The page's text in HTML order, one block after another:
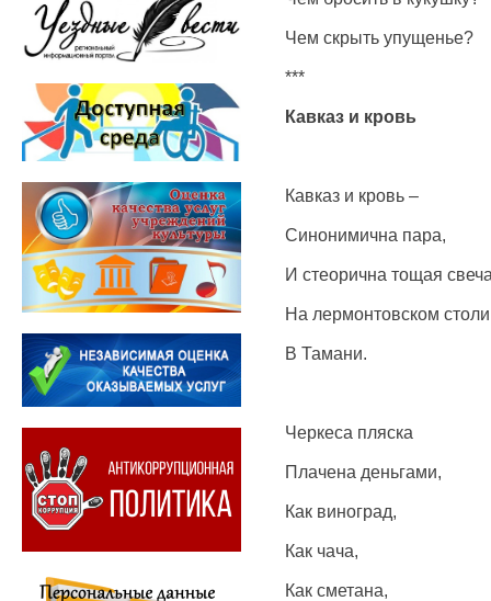
Чем скрыть упущенье?
***
Кавказ и кровь
Кавказ и кровь –
Синонимична пара,
И стеорична тощая
На лермонтовском
В Тамани.
Черкеса пляска
Плачена деньгами,
Как виноград,
Как чача,
Как сметана,